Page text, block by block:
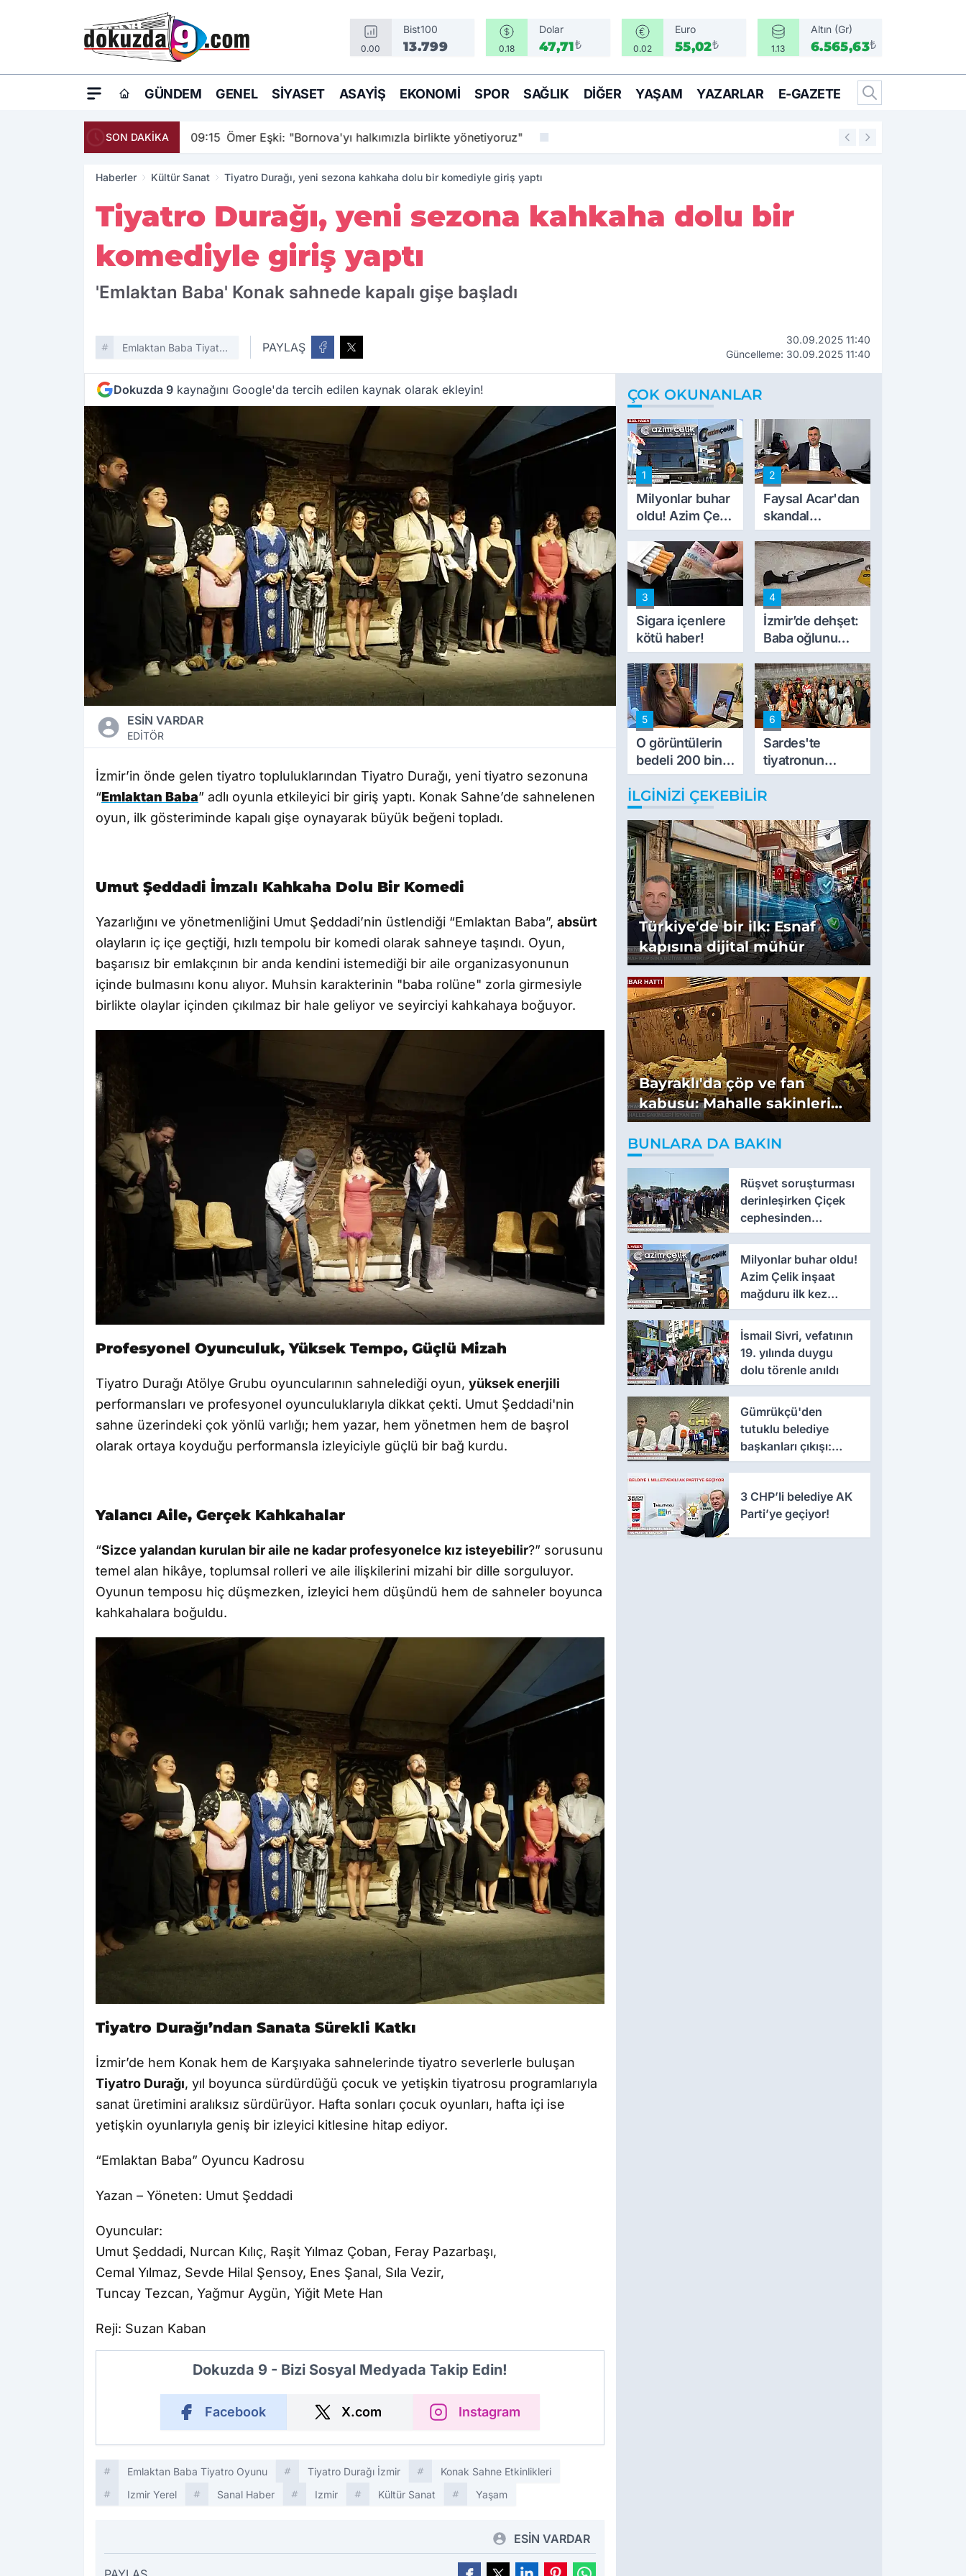
0.00
Bist100
13.799 0.18
Dolar
47,71₺ 0.02
Euro
55,02₺ 1.13
Altın (Gr)
6.565,63₺
GÜNDEM GENEL SIYASET ASAYIŞ EKONOMI SPOR SAĞLIK DIĞER YAŞAM YAZARLAR E-GAZETE
SON DAKİKA 09:15 Ömer Eşki: "Bornova'yı halkımızla birlikte yönetiyoruz" 17:56
Haberler Kültür Sanat Tiyatro Durağı, yeni sezona kahkaha dolu bir komediyle giriş yaptı
Tiyatro Durağı, yeni sezona kahkaha dolu bir
komediyle giriş yaptı
'Emlaktan Baba' Konak sahnede kapalı gişe başladı
Emlaktan Baba Tiyatro
PAYLAŞ
30.09.2025 11:40
Güncelleme: 30.09.2025 11:40
Dokuzda 9 kaynağını Google'da tercih edilen kaynak olarak ekleyin!
ESİN VARDAR
EDİTÖR
İzmir’in önde gelen tiyatro topluluklarından Tiyatro Durağı, yeni tiyatro sezonuna
“Emlaktan Baba” adlı oyunla etkileyici bir giriş yaptı. Konak Sahne’de sahnelenen
oyun, ilk gösteriminde kapalı gişe oynayarak büyük beğeni topladı.
Umut Şeddadi İmzalı Kahkaha Dolu Bir Komedi
Yazarlığını ve yönetmenliğini Umut Şeddadi’nin üstlendiği “Emlaktan Baba”, absürt
olayların iç içe geçtiği, hızlı tempolu bir komedi olarak sahneye taşındı. Oyun,
başarısız bir emlakçının bir anda kendini istemediği bir aile organizasyonunun
içinde bulmasını konu alıyor. Muhsin karakterinin "baba rolüne" zorla girmesiyle
birlikte olaylar içinden çıkılmaz bir hale geliyor ve seyirciyi kahkahaya boğuyor.
Profesyonel Oyunculuk, Yüksek Tempo, Güçlü Mizah
Tiyatro Durağı Atölye Grubu oyuncularının sahnelediği oyun, yüksek enerjili
performansları ve profesyonel oyunculuklarıyla dikkat çekti. Umut Şeddadi'nin
sahne üzerindeki çok yönlü varlığı; hem yazar, hem yönetmen hem de başrol
olarak ortaya koyduğu performansla izleyiciyle güçlü bir bağ kurdu.
Yalancı Aile, Gerçek Kahkahalar
“Sizce yalandan kurulan bir aile ne kadar profesyonelce kız isteyebilir?” sorusunu
temel alan hikâye, toplumsal rolleri ve aile ilişkilerini mizahi bir dille sorguluyor.
Oyunun temposu hiç düşmezken, izleyici hem düşündü hem de sahneler boyunca
kahkahalara boğuldu.
Tiyatro Durağı’ndan Sanata Sürekli Katkı
İzmir’de hem Konak hem de Karşıyaka sahnelerinde tiyatro severlerle buluşan
Tiyatro Durağı, yıl boyunca sürdürdüğü çocuk ve yetişkin tiyatrosu programlarıyla
sanat üretimini aralıksız sürdürüyor. Hafta sonları çocuk oyunları, hafta içi ise
yetişkin oyunlarıyla geniş bir izleyici kitlesine hitap ediyor.
“Emlaktan Baba” Oyuncu Kadrosu
Yazan – Yöneten: Umut Şeddadi
Oyuncular:
Umut Şeddadi, Nurcan Kılıç, Raşit Yılmaz Çoban, Feray Pazarbaşı,
Cemal Yılmaz, Sevde Hilal Şensoy, Enes Şanal, Sıla Vezir,
Tuncay Tezcan, Yağmur Aygün, Yiğit Mete Han
Reji: Suzan Kaban
Dokuzda 9 - Bizi Sosyal Medyada Takip Edin!
Facebook X.com Instagram
Emlaktan Baba Tiyatro Oyunu Tiyatro Durağı İzmir
Konak Sahne Etkinlikleri
Izmir Yerel
Sanal Haber Izmir Kültür Sanat Yaşam
ESİN VARDAR
ÇOK OKUNANLAR
1
Milyonlar buhar
oldu! Azim Çelik
inşaat mağduru
ilk kez konuştu
2
Faysal Acar'dan
skandal
açıklamalar:
'Haluk Levent
peynircilerimizi
de kıskaca aldı,
müdahale ettik'
3
Sigara içenlere
kötü haber!
4
İzmir’de dehşet:
Baba oğlunu
vurdu
5
O görüntülerin
bedeli 200 bin
TL
6
Sardes'te
tiyatronun
imece ruhu
binlerce yıllık
İLGINIZI ÇEKEBILIR
Türkiye'de bir ilk: Esnaf
kapısına dijital mühür
Bayraklı'da çöp ve fan
kabusu: Mahalle sakinleri
isyan etti
BUNLARA DA BAKIN
Rüşvet soruşturması
derinleşirken Çiçek
cephesinden
'montaj' savunması
Milyonlar buhar oldu!
Azim Çelik inşaat
mağduru ilk kez
konuştu
İsmail Sivri, vefatının
19. yılında duygu
dolu törenle anıldı
Gümrükçü'den
tutuklu belediye
başkanları çıkışı:
'Yıllarca iddianame
3 CHP’li belediye AK
Parti’ye geçiyor!